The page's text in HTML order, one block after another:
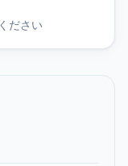
ださい